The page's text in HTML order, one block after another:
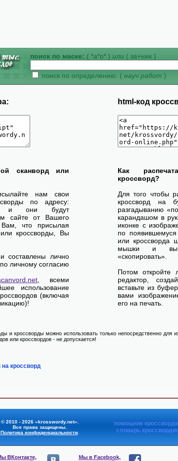
поиск по маске: ( *а*о* ) или ( за+ник )
поиск по определению: ( науч работ )
html-код
сканворд или
нам свои
по адресу:
они будут
сайте от Вашего
что присылая
кроссворды, Вы
составлены лично
личному согласию
, всеми
использование
(включая
Как
кроссворд?
Для того чтобы
кроссворд на
разгадыванию
карандашом в
иконке с
по
или кроссворда
мышки и
«скопировать».
Потом откройте
редактор,
вставьте из
вами
его на печать.
и кроссворды можно использовать только непосредственно для
или кроссвордов - не допускается!
на кроссворд
© 2010 - 2026 «krosswordy.net».
Все права защищены.
Политика конфиденциальности.
помощник
словарь
ВКонтакте,
Мы в Facebook,